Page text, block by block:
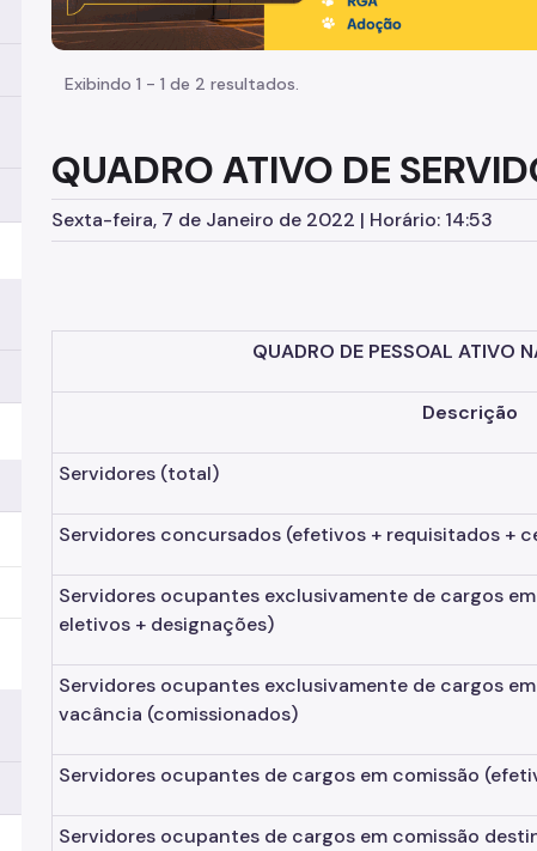
Exibindo 1 - 1 de 2 resultados.
QUADRO ATIVO DE
Sexta-feira, 7 de Janeiro de 2022 | Horário: 14:53
QUADRO DE PESSOAL ATIVO
Descrição
Servidores (total)
Servidores concursados (efetivos + requisitados +
Servidores ocupantes exclusivamente de cargos
eletivos + designações)
Servidores ocupantes exclusivamente de cargos
vacância (comissionados)
Servidores ocupantes de cargos em comissão
Servidores ocupantes de cargos em comissão